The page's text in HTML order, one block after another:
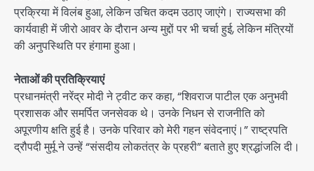
प्रक्रिया में विलंब हुआ, लेकिन उचित कदम उठाए जाएंगे। राज्यसभा की
कार्यवाही में जीरो आवर के दौरान अन्य मुद्दों पर भी चर्चा हुई, लेकिन मंत्रियों
की अनुपस्थिति पर हंगामा हुआ।
नेताओं की प्रतिक्रियाएं
प्रधानमंत्री नरेंद्र मोदी ने ट्वीट कर कहा, “शिवराज पाटील एक अनुभवी
प्रशासक और समर्पित जनसेवक थे। उनके निधन से राजनीति को
अपूरणीय क्षति हुई है। उनके परिवार को मेरी गहन संवेदनाएं।” राष्ट्रपति
द्रौपदी मुर्मू ने उन्हें “संसदीय लोकतंत्र के प्रहरी” बताते हुए श्रद्धांजलि दी।